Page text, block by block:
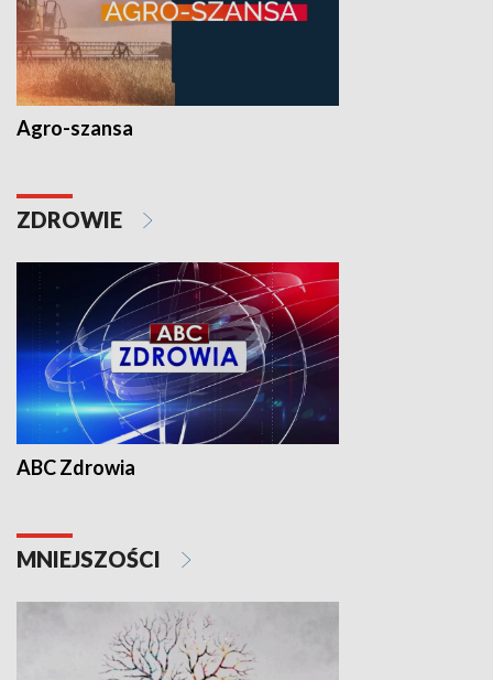
Agro-szansa
ZDROWIE
ABC Zdrowia
MNIEJSZOŚCI